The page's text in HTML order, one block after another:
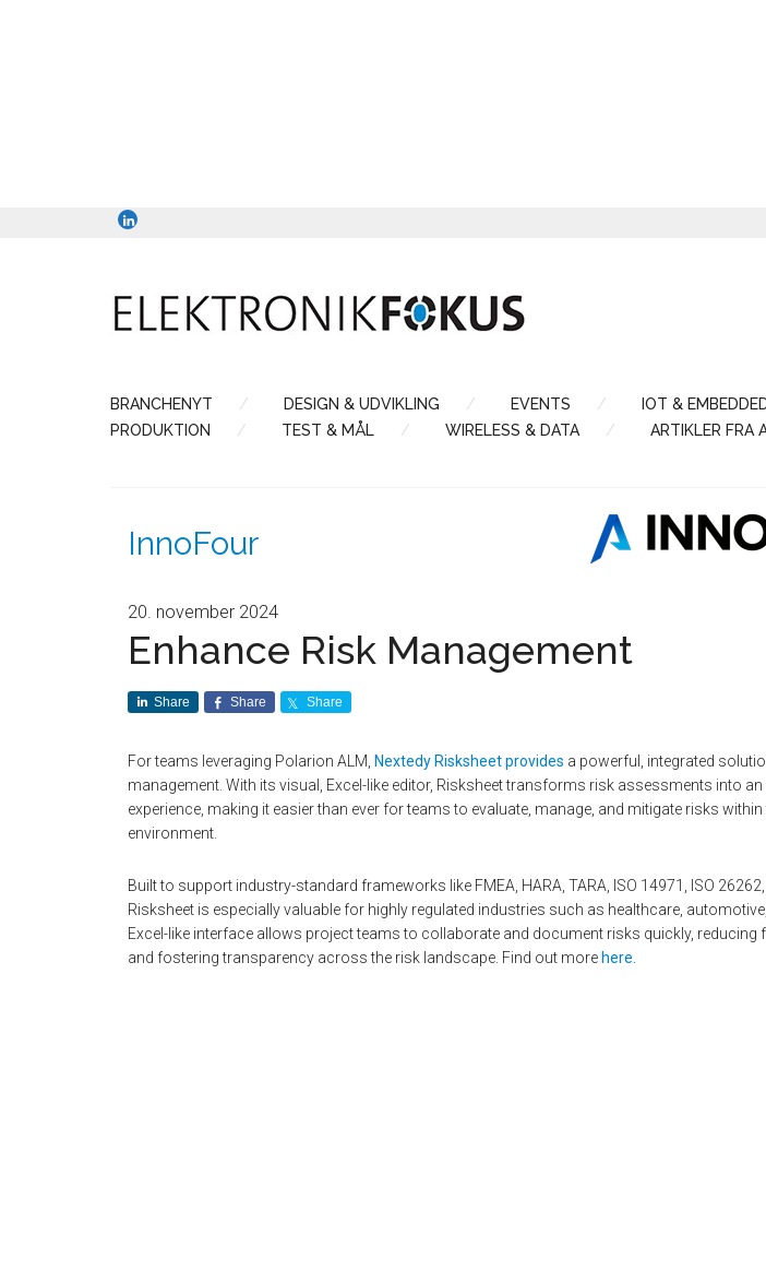
BRANCHENYT DESIGN & UDVIKLING EVENTS IOT &
PRODUKTION
TEST & MÅL WIRELESS & DATA ARTIKLER FRA
InnoFour
20. november 2024
Enhance Risk Management
Share Share Share
For teams leveraging Polarion ALM, Nextedy Risksheet provides a powerful, integrated
management. With its visual, Excel-like editor, Risksheet transforms risk assessments into
experience, making it easier than ever for teams to evaluate, manage, and mitigate risks
environment.
Built to support industry-standard frameworks like FMEA, HARA, TARA, ISO 14971, ISO 26262,
Risksheet is especially valuable for highly regulated industries such as healthcare,
Excel-like interface allows project teams to collaborate and document risks quickly, reducing
and fostering transparency across the risk landscape. Find out more here.